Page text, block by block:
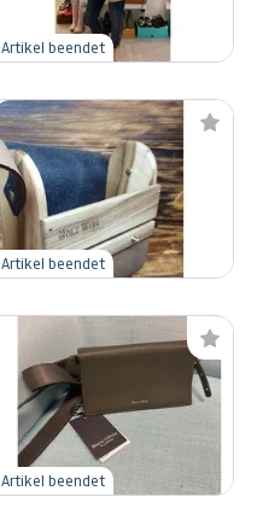
Artikel beendet
Artikel beendet
Artikel beendet